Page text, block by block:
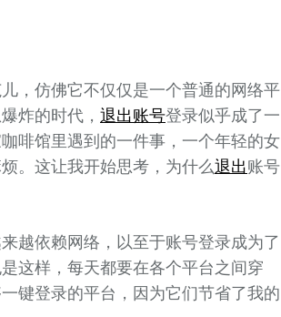
，仿佛它不仅仅是一个普通的网络平
炸的时代， 退出账号登录似乎成了一
啡馆里遇到的一件事，一个年轻的女
。这让我开始思考，为什么退出账号
越依赖网络，以至于账号登录成为了
这样，每天都要在各个平台之间穿
键登录的平台，因为它们节省了我的